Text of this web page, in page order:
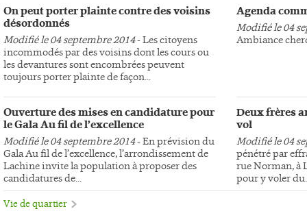
On peut porter plainte contre des voisins
désordonnés
Modifié le 04 septembre 2014- Les citoyens
incommodés par des voisins dont les cours ou
les devantures sont encombrées peuvent
toujours porter plainte de façon...
Ouverture des mises en candidature pour
le Gala Au fil de l’excellence
Modifié le 04 septembre 2014- En prévision du
Gala Au fil de l’excellence, l’arrondissement de
Lachine invite la population à proposer des
candidatures de...
Agenda
Modifié le 04
Ambiance
Deux frères
vol
Modifié le 04
pénétré par
rue Norman, à
pour y voler
Vie de quartier